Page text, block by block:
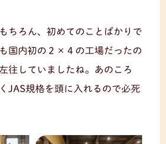
ちろん、初めてのことばかりで
国内初の２×４の工場だったの
往していましたね。あのころ
JAS規格を頭に入れるので必死